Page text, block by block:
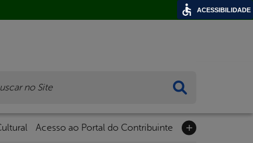
Acesso ao Portal do Contribuinte
ACESSIBILIDADE